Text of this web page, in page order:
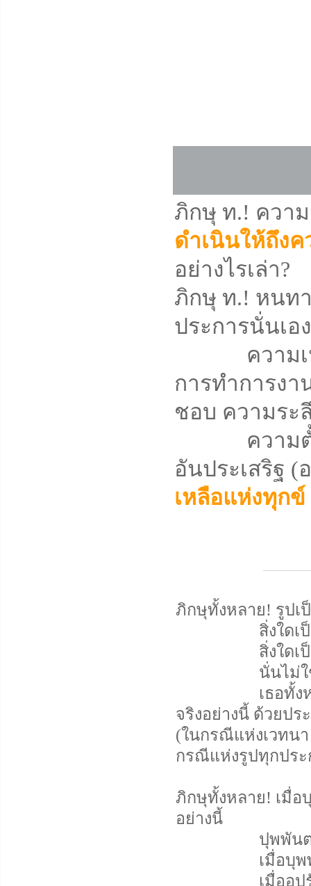
ภิกษุ ท.! ควา
ดำเนินให้ถึง
อย่างไรเล่า?
ภิกษุ ท.! หนท
ประการนั่นเอ
ความเห็น
การทำการง
ชอบ ความระ
ความตั้งใจ
อันประเสริฐ (
เหลือแห่งทุกข์
ภิกษุทั้งหลาย! รูปเ
สิ่งใดเป็นทุก
สิ่งใดเป็นอนั
นั่นไม่ใช่เรา
เธอทั้งหลายพึ
จริงอย่างนี้ ด้วยปร
(ในกรณีแห่งเวทน
กรณีแห่งรูปทุกประ
ภิกษุทั้งหลาย! เมื่
อย่างนี้
ปุพพันตานุทิ
เมื่อบุพพันดานุ
เมื่ออปรันตานุ